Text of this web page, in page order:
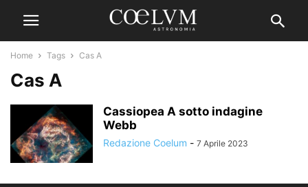
Home Tags Cas A
Cas A
Cassiopea A sotto indagine
Webb
Redazione Coelum - 7 Aprile 2023